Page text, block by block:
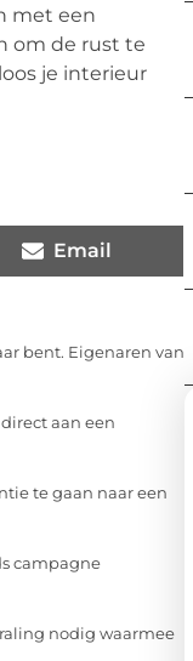
met een
om de rust te
je interieur
Email
bent. Eigenaren van
aan een
te gaan naar een
campagne
nodig waarmee